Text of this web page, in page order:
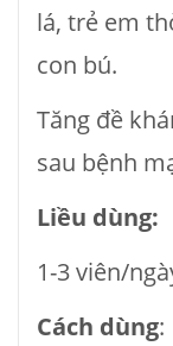
lá, trẻ em
con bú.
Tăng đề
sau bệnh
Liều dùng:
1-3 viên/
Cách dùng: